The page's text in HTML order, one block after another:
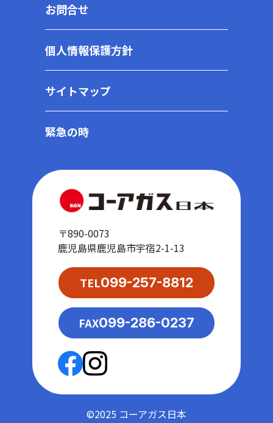
お問合せ
個人情報保護方針
サイトマップ
緊急の時
〒890-0073
鹿児島県鹿児島市宇宿2-1-13
TEL099-257-8812
FAX099-286-0237
©2025 コーアガス日本